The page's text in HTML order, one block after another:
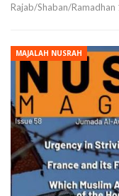
Rajab/Shaban/
MAJALAH NUSRAH